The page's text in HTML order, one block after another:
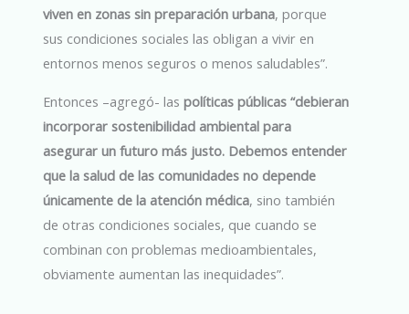
viven en zonas sin preparación urbana, porque
sus condiciones sociales las obligan a vivir en
entornos menos seguros o menos saludables”.
Entonces –agregó- laspolíticas públicas “debieran
incorporar sostenibilidad ambiental para
asegurar un futuro más justo. Debemos entender
que la salud de las comunidades no depende
únicamente de la atención médica, sino también
de otras condiciones sociales, que cuando se
combinan con problemas medioambientales,
obviamente aumentan las inequidades”.